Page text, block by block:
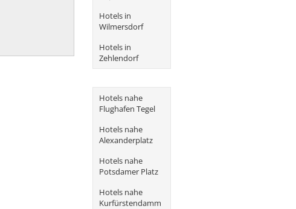
Hotels in
Wilmersdorf
Hotels in
Zehlendorf
Hotels nahe
Flughafen Tegel
Hotels nahe
Alexanderplatz
Hotels nahe
Potsdamer Platz
Hotels nahe
Kurfürstendamm